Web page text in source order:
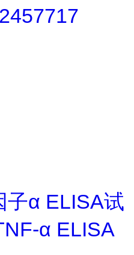
子α ELISA试
α ELISA